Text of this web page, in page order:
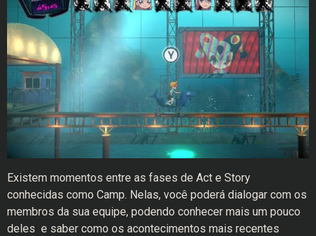
Existem momentos entre as fases de Act e Story
conhecidas como Camp. Nelas, você poderá dialogar com os
membros da sua equipe, podendo conhecer mais um pouco
deles e saber como os acontecimentos mais recentes